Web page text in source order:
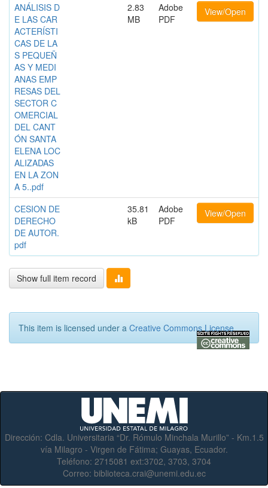
ANÁLISIS D
E LAS CAR
ACTERÍSTI
CAS DE LA
S PEQUEÑ
AS Y MEDI
ANAS EMP
RESAS DEL
SECTOR C
OMERCIAL
DEL CANT
ÓN SANTA
ELENA LOC
ALIZADAS
EN LA ZON
A 5..pdf
2.83
MB
Adobe
PDF
View/Open
CESION DE
DERECHO
DE AUTOR.
pdf
35.81
kB
Adobe
PDF
View/Open
Show full item record
This item is licensed under a Creative Commons License
Dirección: Cdla. Universitaria “Dr. Rómulo Minchala Murillo” - Km.1.5
vía Milagro - Virgen de Fátima; Guayas, Ecuador.
Teléfono: 2715081 ext:3702, 3703, 3704
Correo: biblioteca.crai@unemi.edu.ec